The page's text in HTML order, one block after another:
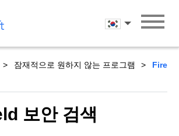
한국어
잠재적으로 원하지 않는 프로그램
Fire
보안 검색